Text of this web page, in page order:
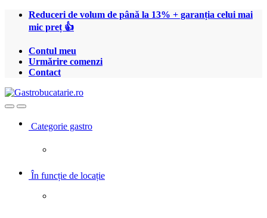
Treci
Treci
Reduceri de volum de până la 13% + garanția celui mai
mic preț 👍
Contul meu
Urmărire comenzi
Contact
OpenClose
Categorie gastro
În funcție de locație